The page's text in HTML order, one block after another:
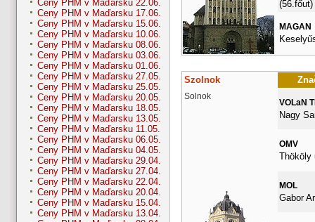
Ceny PHM v Maďarsku 22.06.
Ceny PHM v Maďarsku 17.06.
Ceny PHM v Maďarsku 15.06.
Ceny PHM v Maďarsku 10.06.
Ceny PHM v Maďarsku 08.06.
Ceny PHM v Maďarsku 03.06.
Ceny PHM v Maďarsku 01.06.
Ceny PHM v Maďarsku 27.05.
Ceny PHM v Maďarsku 25.05.
Ceny PHM v Maďarsku 20.05.
Ceny PHM v Maďarsku 18.05.
Ceny PHM v Maďarsku 13.05.
Ceny PHM v Maďarsku 11.05.
Ceny PHM v Maďarsku 06.05.
Ceny PHM v Maďarsku 04.05.
Ceny PHM v Maďarsku 29.04.
Ceny PHM v Maďarsku 27.04.
Ceny PHM v Maďarsku 22.04.
Ceny PHM v Maďarsku 20.04.
Ceny PHM v Maďarsku 15.04.
Ceny PHM v Maďarsku 13.04.
(56.főut)
MAGAN
Szolnok
Solnok
VOLaN
Nagy
OMV
Thököly
MOL
Gabor